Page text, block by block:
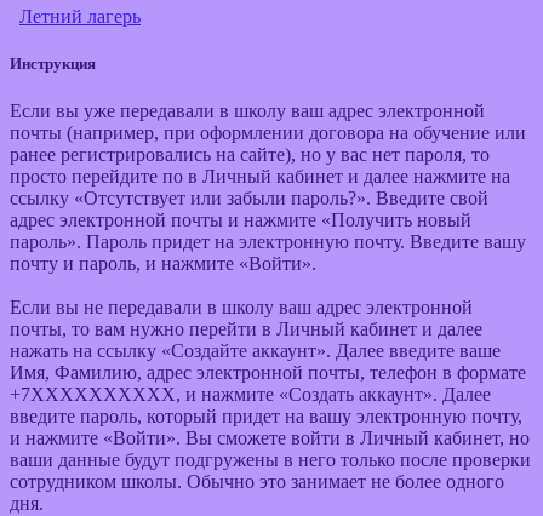
Летний лагерь
Инструкция
Если вы уже передавали в школу ваш адрес электронной
почты (например, при оформлении договора на обучение или
ранее регистрировались на сайте), но у вас нет пароля, то
просто перейдите по в Личный кабинет и далее нажмите на
ссылку «Отсутствует или забыли пароль?». Введите свой
адрес электронной почты и нажмите «Получить новый
пароль». Пароль придет на электронную почту. Введите вашу
почту и пароль, и нажмите «Войти».
Если вы не передавали в школу ваш адрес электронной
почты, то вам нужно перейти в Личный кабинет и далее
нажать на ссылку «Создайте аккаунт». Далее введите ваше
Имя, Фамилию, адрес электронной почты, телефон в формате
+7ХХХХХХХХХХ, и нажмите «Создать аккаунт». Далее
введите пароль, который придет на вашу электронную почту,
и нажмите «Войти». Вы сможете войти в Личный кабинет, но
ваши данные будут подгружены в него только после проверки
сотрудником школы. Обычно это занимает не более одного
дня.